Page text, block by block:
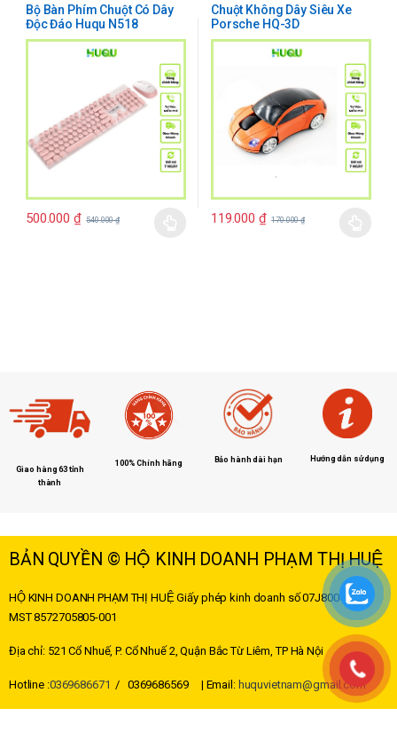
Bộ Bàn Phím Chuột Có Dây
Độc Đáo Huqu N518
500.000 ₫ 540.000₫
Chuột Không Dây Siêu Xe
Porsche HQ-3D
119.000 ₫ 170.000₫
Giao hàng 63 tỉnh
thành
100% Chính hãng Bảo hành dài hạn Hướng dẫn sử dụng
BẢN QUYỀN © HỘ KINH DOANH PHẠM THỊ HUỆ
HỘ KINH DOANH PHẠM THỊ HUỆ Giấy phép kinh doanh số 07J8004178 –
MST8572705805-001
Địa chỉ: 521 Cổ Nhuế, P. Cổ Nhuế 2, Quận Bắc Từ Liêm, TP Hà Nội
Hotline :0369686671 / 0369686569 | Email: huquvietnam@gmail.com